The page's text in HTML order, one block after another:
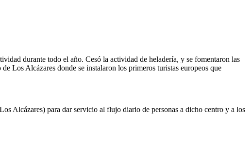
durante todo el año. Cesó la actividad de heladería, y se fomentaron las
Los Alcázares donde se instalaron los primeros turistas europeos que
Alcázares) para dar servicio al flujo diario de personas a dicho centro y a los